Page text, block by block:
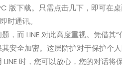
版下载。只需点击几下，即可在
时通讯。
，而 LINE 对此高度重视。凭借其
安全加密。这层防护对于保护个
时，您可以放心，您的对话将